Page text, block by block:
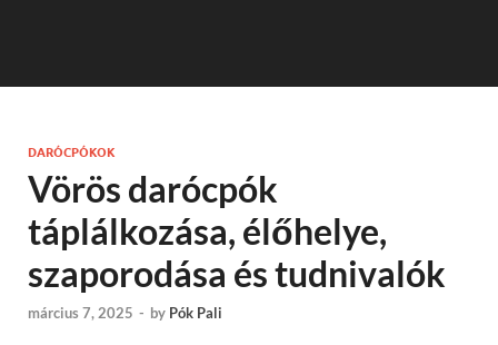
DARÓCPÓKOK
Vörös darócpók
táplálkozása, élőhelye,
szaporodása és tudnivalók
március 7, 2025 - by Pók Pali